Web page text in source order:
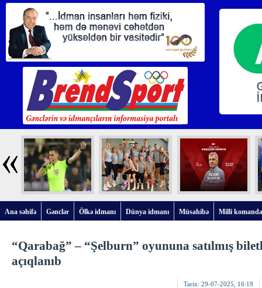
Ana səhifə Gənclər Ölkə idmanı Dünya idmanı Müsahibə Milli
“Qarabağ” – “Şelburn” oyununa satılmış
açıqlanıb
Tarix: 29-07-2025, 16:19